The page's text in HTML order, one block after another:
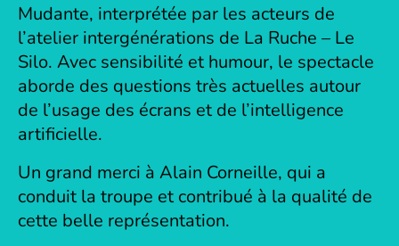
Mudante, interprétée par les acteurs de
l’atelier intergénérations de La Ruche – Le
Silo. Avec sensibilité et humour, le spectacle
aborde des questions très actuelles autour
de l’usage des écrans et de l’intelligence
artificielle.
Un grand merci à Alain Corneille, qui a
conduit la troupe et contribué à la qualité de
cette belle représentation.